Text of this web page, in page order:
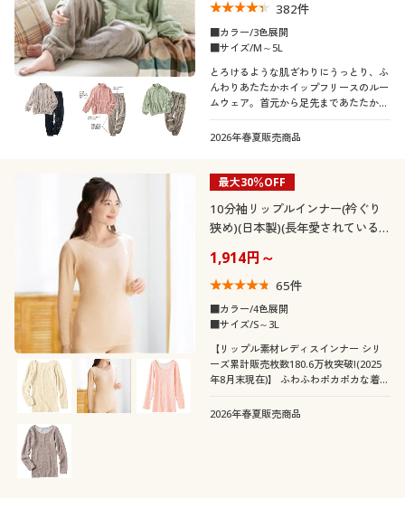
382件
■カラー/3色展開
■サイズ/M～5L
とろけるような肌ざわりにうっとり、ふ
んわりあたたかホイップフリースのルー
ムウェア。首元から足先まであたたかな
だけでなく、ゆったりラクで動きやすい
から、一日中快適に過ごせます。ふっく
2026年春夏販売商品
最大30％OFF
10分袖リップルインナー(衿ぐり
狭め)(日本製)(長年愛されている
1,914円～
65件
■カラー/4色展開
■サイズ/S～3L
【リップル素材レディスインナー シリ
ーズ累計販売枚数180.6万枚突破!(2025
年8月末現在)】 ふわふわポカポカな着心
ぐり狭め)
2026年春夏販売商品